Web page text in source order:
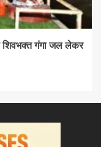
शिवभक्त गंगा जल लेकर